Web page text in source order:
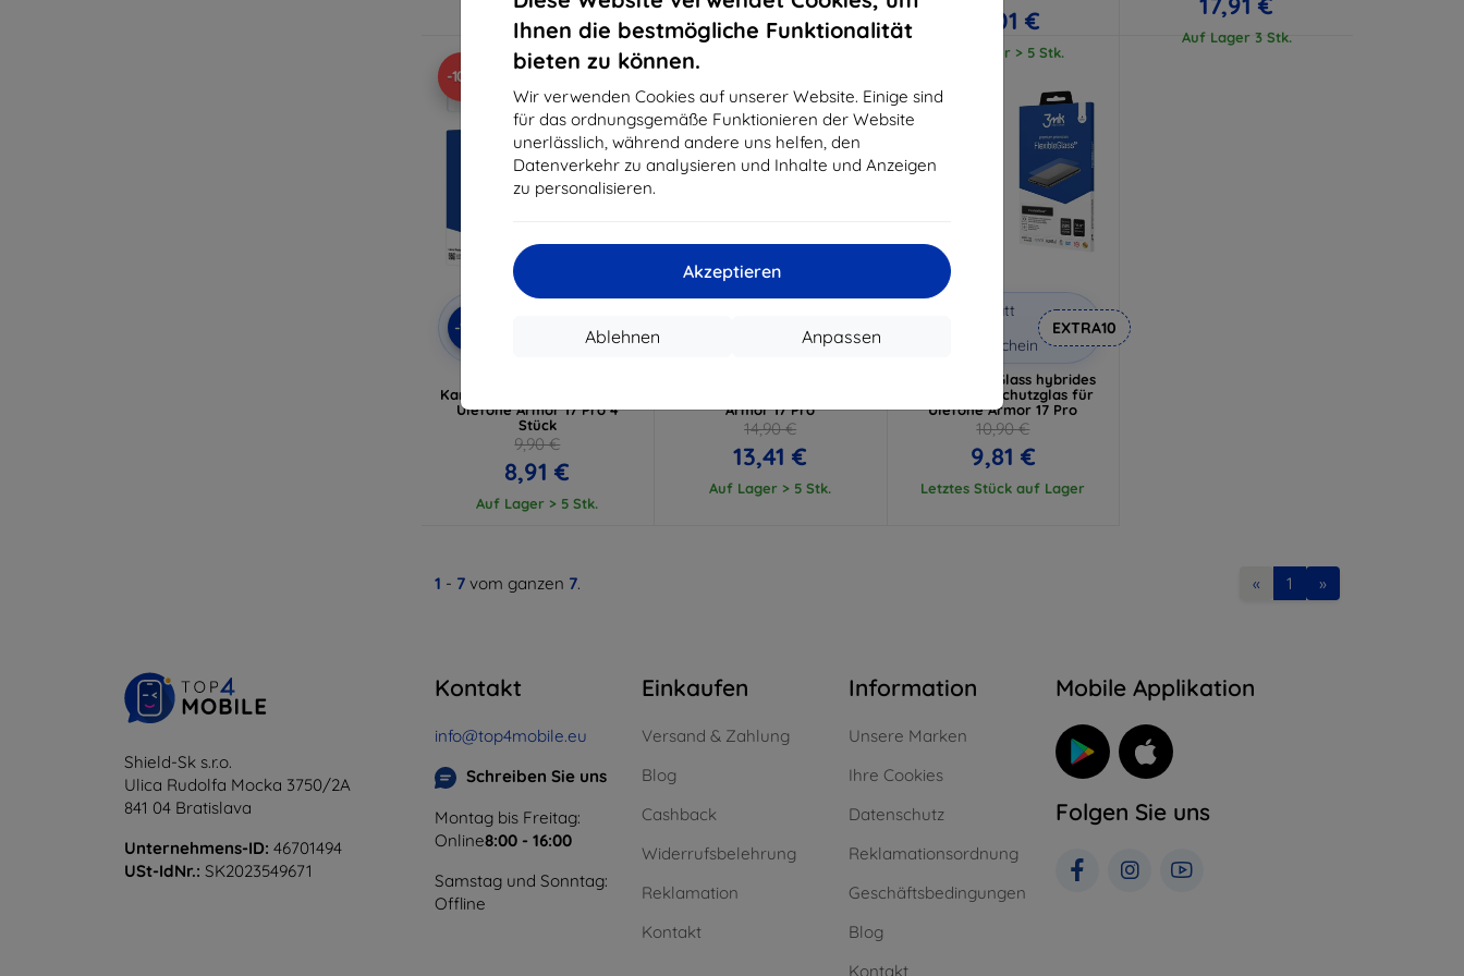
Ihnen die bestmögliche Funktionalität
bieten zu können.
Wir verwenden Cookies auf unserer Website. Einige sind
für das ordnungsgemäße Funktionieren der Website
unerlässlich, während andere uns helfen, den
Datenverkehr zu analysieren und Inhalte und Anzeigen
zu personalisieren.
Akzeptieren
Anpassen
Ablehnen
Auf Lager > 5 Stk. Auf Lager > 5 Stk.
17,01 €
Auf Lager > 5 Stk.
Auf Lager 3 Stk.
-10%
-10% EXTRA10
Kameralinsenschutzglas für
Ulefone Armor 17 Pro 4
Stück
9,90 €
8,91 €
Auf Lager > 5 Stk.
Gutschein
Armor 17 Pro
14,90 €
13,41 €
Auf Lager > 5 Stk.
Rabatt
Gutschein
EXTRA10
3MK FlexibleGlass hybrides
gehärtetes Schutzglas für
Ulefone Armor 17 Pro
10,90 €
9,81 €
Letztes Stück auf Lager
1 - 7 vom ganzen 7. « 1 »
Shield-Sk s.r.o.
Ulica Rudolfa Mocka 3750/2A
841 04 Bratislava
Unternehmens-ID: 46701494
USt-IdNr.: SK2023549671
Kontakt
info@top4mobile.eu
Schreiben Sie uns
Montag bis Freitag:
Online8:00 - 16:00
Samstag und Sonntag:
Offline
Einkaufen
Versand & Zahlung
Blog
Cashback
Widerrufsbelehrung
Reklamation
Kontakt
Information
Unsere Marken
Ihre Cookies
Datenschutz
Reklamationsordnung
Geschäftsbedingungen
Blog
Kontakt
Mobile Applikation
Folgen Sie uns